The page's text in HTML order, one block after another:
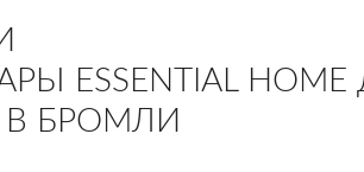
ESSENTIAL
В БРОМЛИ